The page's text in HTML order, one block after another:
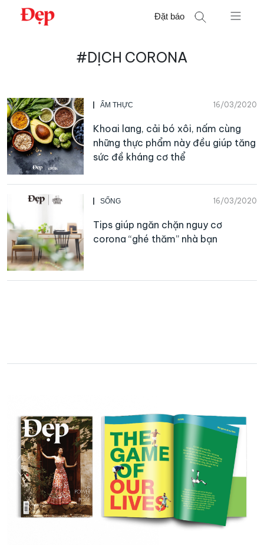
Chuyển
Đặt báo
#DỊCH CORONA
ẨM THỰC 16/03/2020
Khoai lang, cải bó xôi, nấm cùng
những thực phẩm này đều giúp tăng
sức đề kháng cơ thể
SỐNG 16/03/2020
Tips giúp ngăn chặn nguy cơ
corona “ghé thăm” nhà bạn